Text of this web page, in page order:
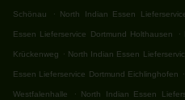
Schönau . North Indian Essen
Essen Lieferservice Dortmund Holthausen .
Krückenweg . North Indian Essen
Essen Lieferservice Dortmund Eichlinghofen .
Westfalenhalle . North Indian Essen